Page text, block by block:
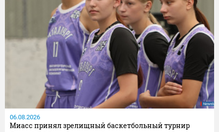
06.08.2026
Миасс принял зрелищный баскетбольный турнир